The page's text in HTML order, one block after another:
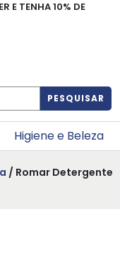
E TENHA 10% DE
PESQUISAR
Higiene e Beleza
/ Romar Detergente